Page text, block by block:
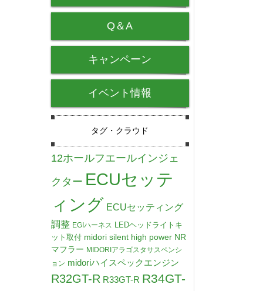
Q＆A
キャンペーン
イベント情報
タグ・クラウド
12ホールフエールインジェ
クター ECUセッテ
ィング ECUセッティング
調整 EGIハーネス LEDヘッドライトキ
ット取付 midori silent high power NR
マフラー MIDORIアラゴスタサスペンシ
ョン midoriハイスペックエンジン
R32GT-R R33GT-R R34GT-